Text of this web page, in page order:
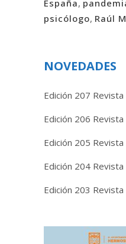
España,
psicólogo, Raúl
NOVEDADES
Edición 207 Revista
Edición 206 Revista
Edición 205
Edición 204
Edición 203